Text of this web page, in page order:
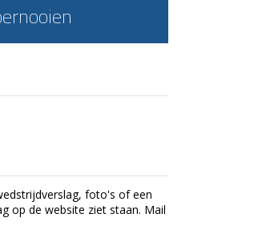
foto's of een
op de website ziet staan. Mail